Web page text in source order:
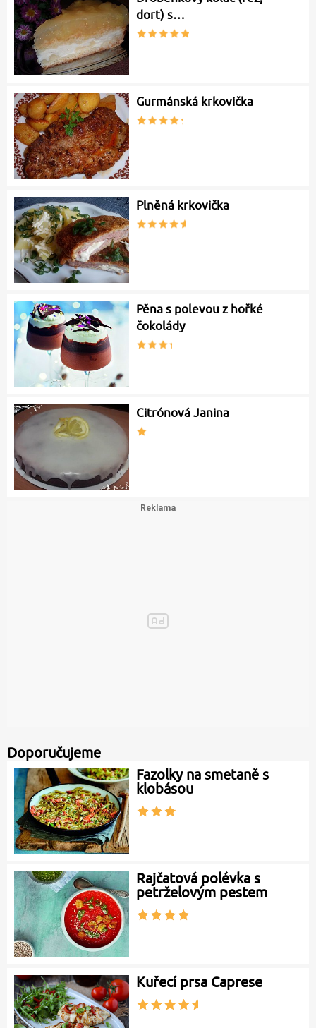
dort) s…
Gurmánská krkovička
Plněná krkovička
Pěna s polevou z hořké
čokolády
Citrónová Janina
Doporučujeme
Fazolky na smetaně s
klobásou
Rajčatová polévka s
petrželovým pestem
Kuřecí prsa Caprese